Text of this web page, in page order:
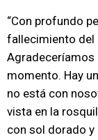
“Con profundo
fallecimiento del
Agradeceríamos
momento. Hay
no está con
vista en la
con sol dorado y